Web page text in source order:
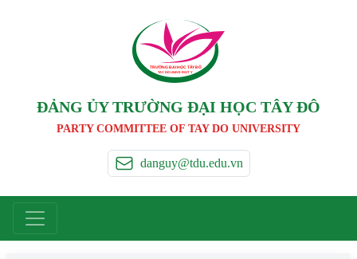
TRƯỜNG ĐẠI HỌC TÂY ĐÔ
TAY DO UNIVERSIT Y
ĐẢNG ỦY TRƯỜNG ĐẠI HỌC TÂY ĐÔ
PARTY COMMITTEE OF TAY DO UNIVERSITY
danguy@tdu.edu.vn